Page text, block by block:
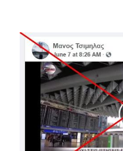
Image